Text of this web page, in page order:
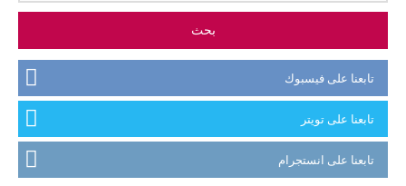
تابعنا على فيسبوك
تابعنا على تويتر
تابعنا على انستجرام